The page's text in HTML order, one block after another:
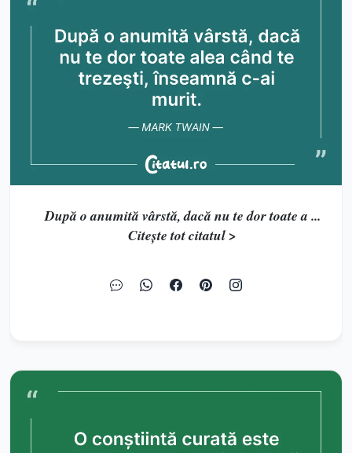
După o anumită vârstă, dacă nu te dor toate a ...
Citește tot citatul >